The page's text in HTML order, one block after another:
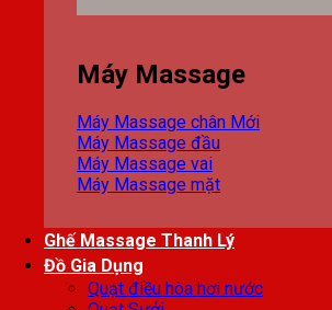
Máy Massage
Máy Massage chân
Máy Massage đầu
Máy Massage vai
Máy Massage mặt
Ghế Massage Thanh Lý
Đồ Gia Dụng
Quạt điều hòa hơi nước